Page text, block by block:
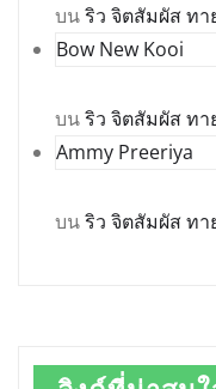
บนริว จิตสัมผัส ทา
Bow New Kooi
บนริว จิตสัมผัส ทา
Ammy Preeriya
บนริว จิตสัมผัส ทา